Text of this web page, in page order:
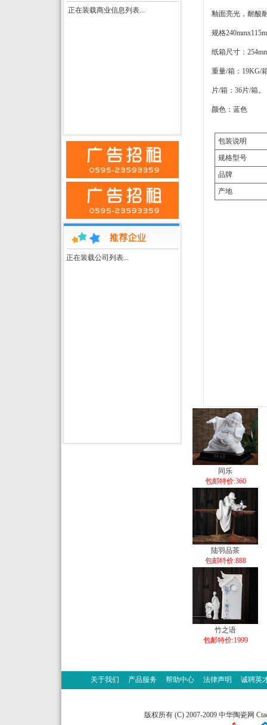
正在装载商业信息列表...
正在装载公司列表...
釉面亮光，耐酸
规格
纸箱尺寸：
重量/箱：19KG/
片/箱：36片/箱。
颜色：蓝色
包装说明
规格型号
品牌
产地
同乐
包邮特价:360
陆羽品茶
包邮特价:888
竹之语
包邮特价:1999
关于我们 产品服务 帮助中心 法律声明 诚聘英
版权所有 (C) 2007-2009 中华陶瓷网